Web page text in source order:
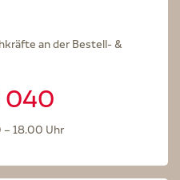
an der Bestell- &
040
– 18.00 Uhr